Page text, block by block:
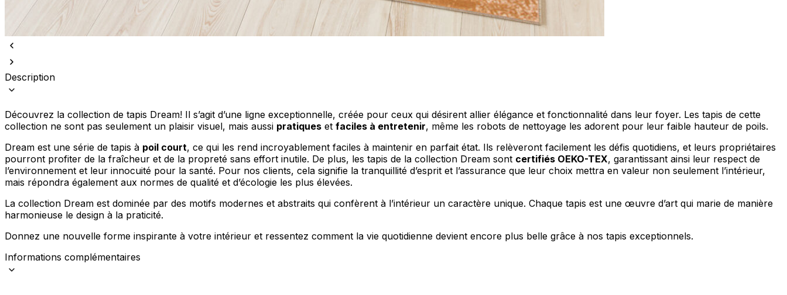
Description
Découvrez la collection de tapis Dream! Il s’agit d’une ligne exceptionnelle, créée pour ceux qui désirent allier élégance et fonctionnalité dans leur foyer. Les tapis de cette
collection ne sont pas seulement un plaisir visuel, mais aussi pratiques et faciles à entretenir, même les robots de nettoyage les adorent pour leur faible hauteur de poils.
Dream est une série de tapis à poil court, ce qui les rend incroyablement faciles à maintenir en parfait état. Ils relèveront facilement les défis quotidiens, et leurs propriétaires
pourront profiter de la fraîcheur et de la propreté sans effort inutile. De plus, les tapis de la collection Dream sont certifiés OEKO-TEX, garantissant ainsi leur respect de
l’environnement et leur innocuité pour la santé. Pour nos clients, cela signifie la tranquillité d’esprit et l’assurance que leur choix mettra en valeur non seulement l’intérieur,
mais répondra également aux normes de qualité et d’écologie les plus élevées.
La collection Dream est dominée par des motifs modernes et abstraits qui confèrent à l’intérieur un caractère unique. Chaque tapis est une œuvre d’art qui marie de manière
harmonieuse le design à la praticité.
Donnez une nouvelle forme inspirante à votre intérieur et ressentez comment la vie quotidienne devient encore plus belle grâce à nos tapis exceptionnels.
Informations complémentaires
utilisation de leurs services.
Indispensables
Les cookies indispensables sont cruciaux pour les fonctions de base du site et le site ne fonctionnera pas comme prévu sans eux. Ces cookies
ne stockent aucune donnée permettant d'identifier personnellement un utilisateur.
Les cookies liés aux préférences permettent au site de se souvenir des informations qui modifient l'apparence ou le fonctionnement du site,
comme votre langue préférée ou la région dans laquelle vous vous trouvez.